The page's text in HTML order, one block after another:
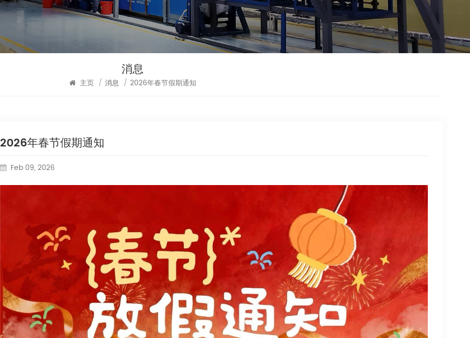
消息
主页 / 消息 / 2026年春节假期通知
2026年春节假期通知
Feb 09, 2026